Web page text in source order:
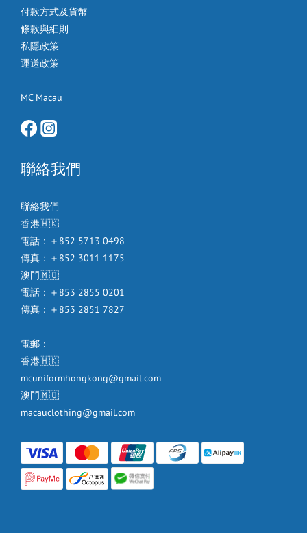
付款方式及貨幣
條款與細則
私隱政策
運送政策
MC Macau
聯絡我們
聯絡我們
香港🇭🇰
電話：＋852 5713 0498
傳真：＋852 3011 1175
澳門🇲🇴
電話：＋853 2855 0201
傳真：＋853 2851 7827
電郵：
香港🇭🇰
mcuniformhongkong@gmail.com
澳門🇲🇴
macauclothing@gmail.com